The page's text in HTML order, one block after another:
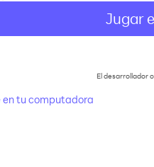
Jugar
El desarrollador
en tu computadora